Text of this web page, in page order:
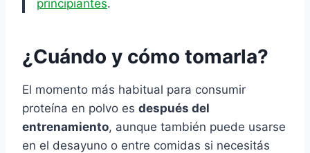
principiantes.
¿Cuándo y cómo tomarla?
El momento más habitual para consumir
proteína en polvo es después del
entrenamiento, aunque también puede usarse
en el desayuno o entre comidas si necesitás